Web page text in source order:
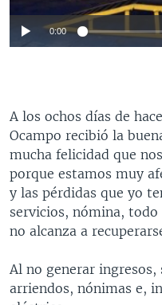
0:00
A los ochos días de
Ocampo recibió la
mucha felicidad que
porque estamos muy
y las pérdidas que yo
servicios, nómina, todo
no alcanza a
Al no generar ingresos,
arriendos, nónimas e,